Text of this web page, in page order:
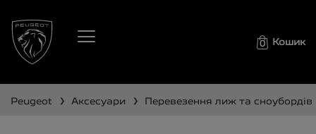
0 Кошик
peugeot ❯ аксесуари ❯ перевезення лиж та сноубордів